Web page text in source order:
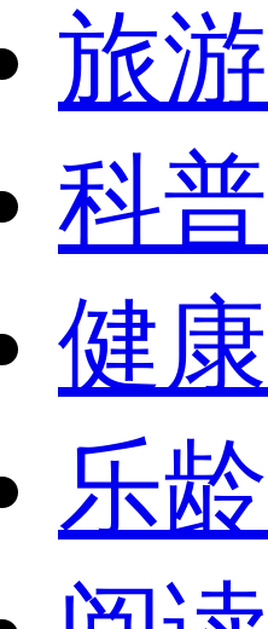
旅游
科普
健康
乐龄